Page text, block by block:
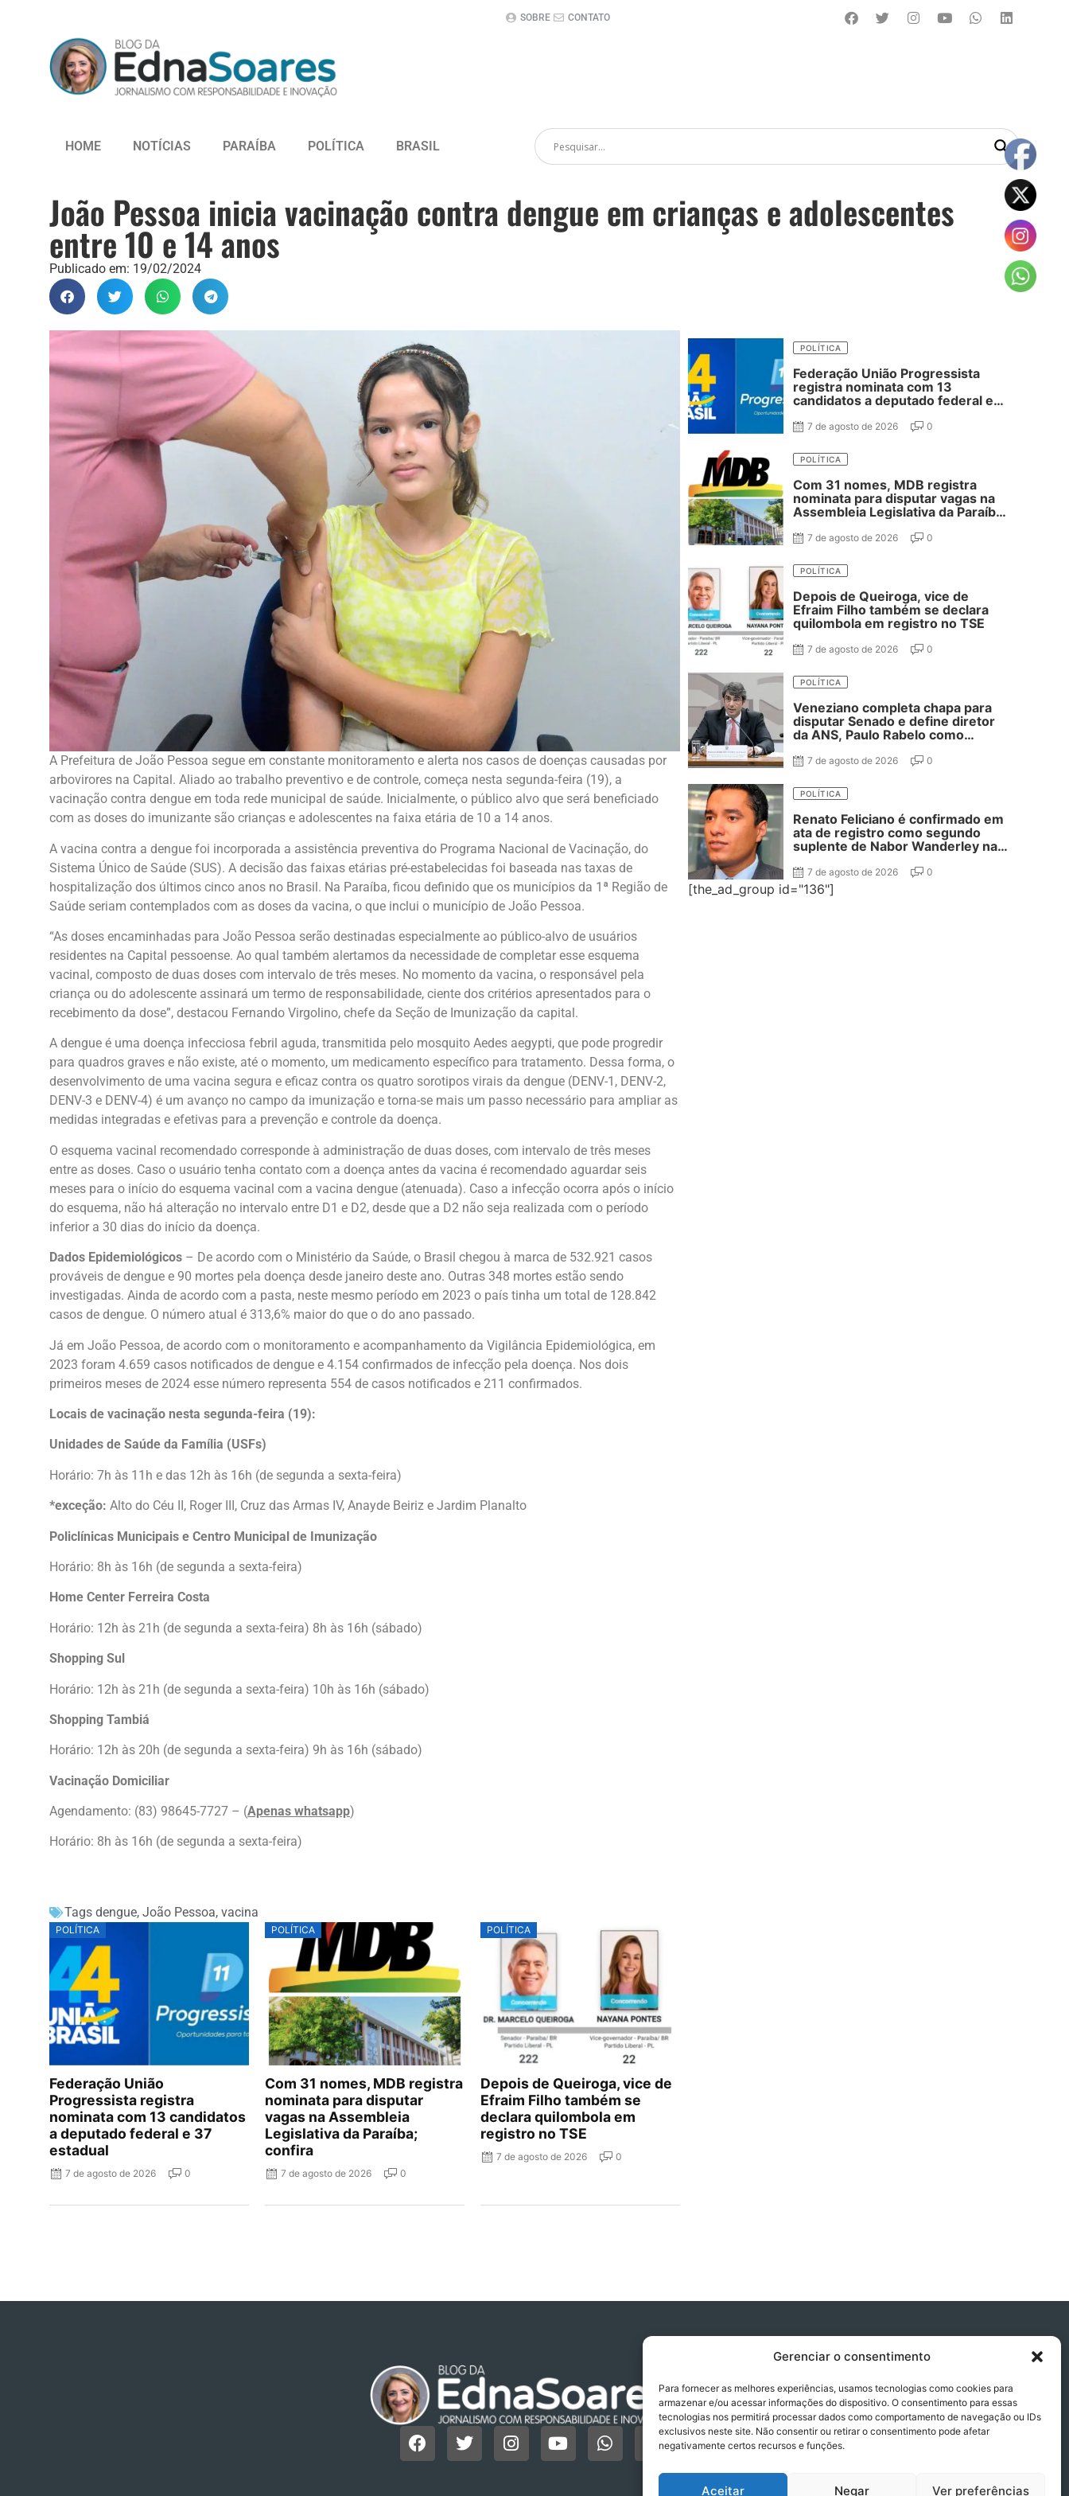
Gerenciar o consentimento
Para fornecer as melhores experiências, usamos tecnologias como cookies para
armazenar e/ou acessar informações do dispositivo. O consentimento para essas
tecnologias nos permitirá processar dados como comportamento de navegação ou IDs
exclusivos neste site. Não consentir ou retirar o consentimento pode afetar
negativamente certos recursos e funções.
Aceitar Negar Ver preferências
SOBRE CONTATO
HOME NOTÍCIAS PARAÍBA POLÍTICA BRASIL
João Pessoa inicia vacinação contra dengue em crianças e adolescentes
entre 10 e 14 anos
Publicado em: 19/02/2024
A Prefeitura de João Pessoa segue em constante monitoramento e alerta nos casos de doenças causadas por
arbovirores na Capital. Aliado ao trabalho preventivo e de controle, começa nesta segunda-feira (19), a
vacinação contra dengue em toda rede municipal de saúde. Inicialmente, o público alvo que será beneficiado
com as doses do imunizante são crianças e adolescentes na faixa etária de 10 a 14 anos.
A vacina contra a dengue foi incorporada a assistência preventiva do Programa Nacional de Vacinação, do
Sistema Único de Saúde (SUS). A decisão das faixas etárias pré-estabelecidas foi baseada nas taxas de
hospitalização dos últimos cinco anos no Brasil. Na Paraíba, ficou definido que os municípios da 1ª Região de
Saúde seriam contemplados com as doses da vacina, o que inclui o município de João Pessoa.
“As doses encaminhadas para João Pessoa serão destinadas especialmente ao público-alvo de usuários
residentes na Capital pessoense. Ao qual também alertamos da necessidade de completar esse esquema
vacinal, composto de duas doses com intervalo de três meses. No momento da vacina, o responsável pela
criança ou do adolescente assinará um termo de responsabilidade, ciente dos critérios apresentados para o
recebimento da dose”, destacou Fernando Virgolino, chefe da Seção de Imunização da capital.
A dengue é uma doença infecciosa febril aguda, transmitida pelo mosquito Aedes aegypti, que pode progredir
para quadros graves e não existe, até o momento, um medicamento específico para tratamento. Dessa forma, o
desenvolvimento de uma vacina segura e eficaz contra os quatro sorotipos virais da dengue (DENV-1, DENV-2,
DENV-3 e DENV-4) é um avanço no campo da imunização e torna-se mais um passo necessário para ampliar as
medidas integradas e efetivas para a prevenção e controle da doença.
O esquema vacinal recomendado corresponde à administração de duas doses, com intervalo de três meses
entre as doses. Caso o usuário tenha contato com a doença antes da vacina é recomendado aguardar seis
meses para o início do esquema vacinal com a vacina dengue (atenuada). Caso a infecção ocorra após o início
do esquema, não há alteração no intervalo entre D1 e D2, desde que a D2 não seja realizada com o período
inferior a 30 dias do início da doença.
Dados Epidemiológicos – De acordo com o Ministério da Saúde, o Brasil chegou à marca de 532.921 casos
prováveis de dengue e 90 mortes pela doença desde janeiro deste ano. Outras 348 mortes estão sendo
investigadas. Ainda de acordo com a pasta, neste mesmo período em 2023 o país tinha um total de 128.842
casos de dengue. O número atual é 313,6% maior do que o do ano passado.
Já em João Pessoa, de acordo com o monitoramento e acompanhamento da Vigilância Epidemiológica, em
2023 foram 4.659 casos notificados de dengue e 4.154 confirmados de infecção pela doença. Nos dois
primeiros meses de 2024 esse número representa 554 de casos notificados e 211 confirmados.
Locais de vacinação nesta segunda-feira (19):
Unidades de Saúde da Família (USFs)
Horário: 7h às 11h e das 12h às 16h (de segunda a sexta-feira)
*exceção: Alto do Céu II, Roger III, Cruz das Armas IV, Anayde Beiriz e Jardim Planalto
Policlínicas Municipais e Centro Municipal de Imunização
Horário: 8h às 16h (de segunda a sexta-feira)
Home Center Ferreira Costa
Horário: 12h às 21h (de segunda a sexta-feira) 8h às 16h (sábado)
Shopping Sul
Horário: 12h às 21h (de segunda a sexta-feira) 10h às 16h (sábado)
Shopping Tambiá
Horário: 12h às 20h (de segunda a sexta-feira) 9h às 16h (sábado)
Vacinação Domiciliar
Agendamento: (83) 98645-7727 – (Apenas whatsapp)
Horário: 8h às 16h (de segunda a sexta-feira)
Tags dengue, João Pessoa, vacina
POLÍTICA
Federação União
Progressista registra
nominata com 13 candidatos
a deputado federal e 37
estadual
7 de agosto de 2026 0
POLÍTICA
Com 31 nomes, MDB registra
nominata para disputar
vagas na Assembleia
Legislativa da Paraíba;
confira
7 de agosto de 2026 0
POLÍTICA
Depois de Queiroga, vice de
Efraim Filho também se
declara quilombola em
registro no TSE
7 de agosto de 2026 0
POLÍTICA
Federação União Progressista
registra nominata com 13
candidatos a deputado federal e
7 de agosto de 2026 0
POLÍTICA
Com 31 nomes, MDB registra
nominata para disputar vagas na
Assembleia Legislativa da Paraíba;
7 de agosto de 2026 0
POLÍTICA
Depois de Queiroga, vice de
Efraim Filho também se declara
quilombola em registro no TSE
7 de agosto de 2026 0
POLÍTICA
Veneziano completa chapa para
disputar Senado e define diretor
da ANS, Paulo Rabelo como
7 de agosto de 2026 0
POLÍTICA
Renato Feliciano é confirmado em
ata de registro como segundo
suplente de Nabor Wanderley na
7 de agosto de 2026 0
[the_ad_group id="136"]